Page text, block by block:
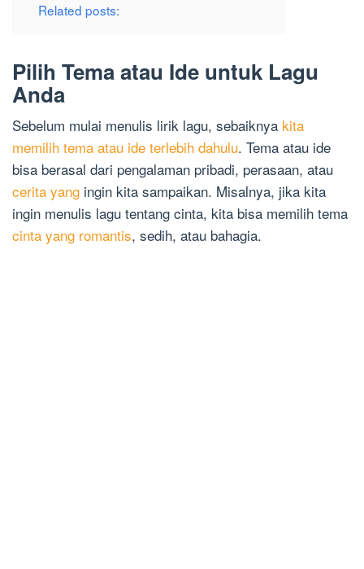
Related posts:
Pilih Tema atau Ide untuk Lagu
Anda
Sebelum mulai menulis lirik lagu, sebaiknya kita
memilih tema atau ide terlebih dahulu. Tema atau ide
bisa berasal dari pengalaman pribadi, perasaan, atau
cerita yang ingin kita sampaikan. Misalnya, jika kita
ingin menulis lagu tentang cinta, kita bisa memilih tema
cinta yang romantis, sedih, atau bahagia.